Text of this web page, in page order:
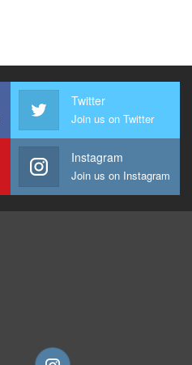
Twitter
Join us on Twitter
Instagram
Join us on Instagram